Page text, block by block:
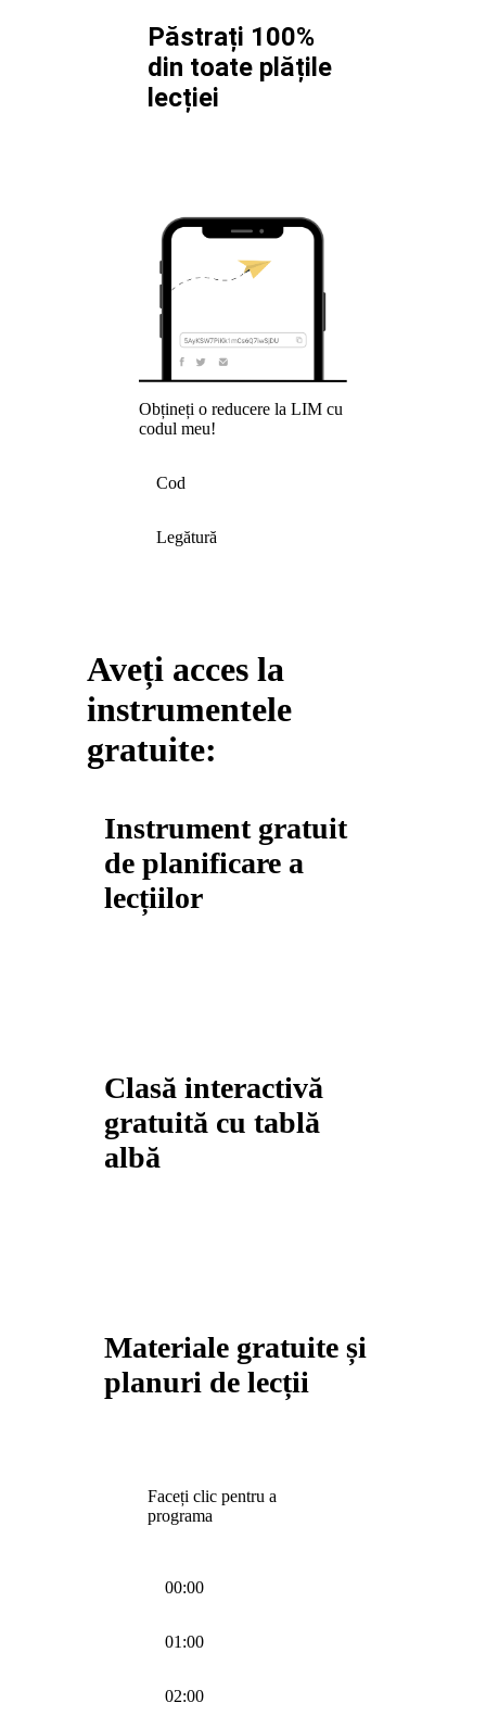
Păstrați 100%
din toate plățile
lecției
Obțineți o reducere la LIM cu
codul meu!
Cod
Legătură
Aveți acces la
instrumentele
gratuite:
Instrument gratuit
de planificare a
lecțiilor
Clasă interactivă
gratuită cu tablă
albă
Materiale gratuite și
planuri de lecții
Faceți clic pentru a
programa
00:00
01:00
02:00